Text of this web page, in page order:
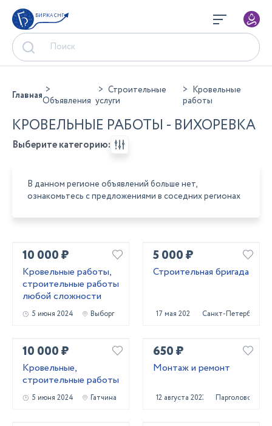
БИРЖА СНГ
ГлавнаяОбъявления
Строительные
услуги
Кровельные
работы
КРОВЕЛЬНЫЕ РАБОТЫ - ВИХОРЕВКА
Выберите категорию:
В данном регионе объявлений больше нет,
ознакомьтесь с предложениями в соседних регионах
10 000 ₽
Кровельные работы,
строительные работы
любой сложности
5 июня 2024 Выборг
5 000 ₽
Строительная бригада
17 мая 2024 Санкт-Петербург
10 000 ₽
Кровельные,
строительные работы
5 июня 2024 Гатчина
650 ₽
Монтаж и ремонт
12 августа 2023 Парголово